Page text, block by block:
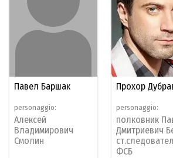
Павел Баршак
personaggio:
Алексей
Владимирович
Смолин
Прохор
personaggio:
полковник
Дмитриевич
ФСБ